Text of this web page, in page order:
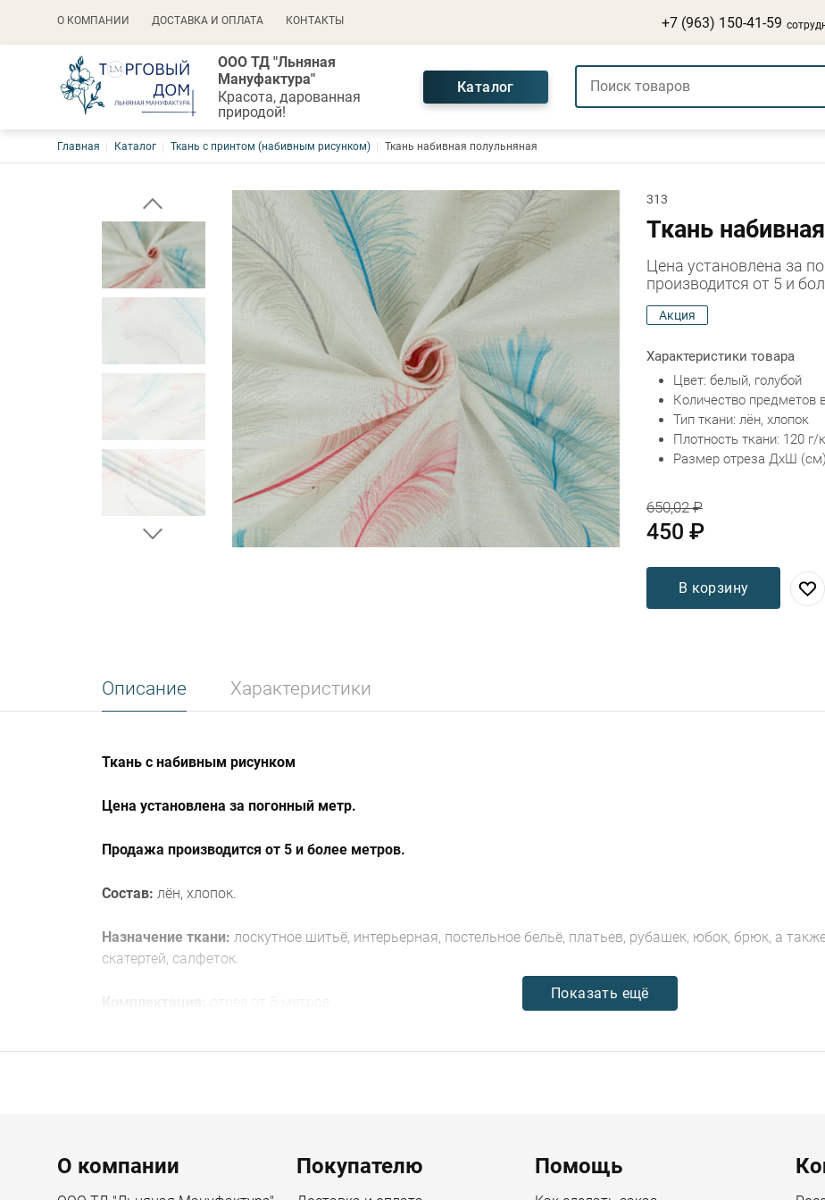
Основная навигация
О КОМПАНИИ ДОСТАВКА И ОПЛАТА КОНТАКТЫ +7 (963) 150-41-59
ООО ТД "Льняная
Мануфактура"
Красота, дарованная
природой!
Каталог
Строка навигации
Главная Каталог Ткань с принтом (набивным рисунком) Ткань набивная полульняная
313
Ткань
Цена установлена за
производится от 5 и
Акция
Характеристики товара
Цвет: белый, голубой
Количество предметов
Тип ткани: лён, хлопок
Плотность ткани: 120 г/
Размер отреза ДхШ
650,02 ₽
450 ₽
В корзину
Описание Характеристики
Ткань с набивным рисунком
Цена установлена за погонный метр.
Продажа производится от 5 и более метров.
Состав: лён, хлопок.
Назначение ткани: лоскутное шитьё, интерьерная, постельное бельё, платьев, рубашек, юбок, брюк, а
скатертей, салфеток.
Длина упаковки 40 см
Высота упаковки 5 см
Показать ещё
Menu footer
О компании Покупателю Помощь